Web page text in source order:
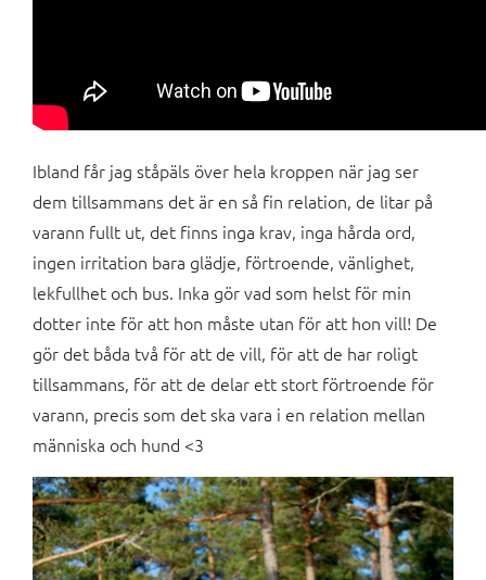
Ibland får jag ståpäls över hela kroppen när jag ser
dem tillsammans det är en så fin relation, de litar på
varann fullt ut, det finns inga krav, inga hårda ord,
ingen irritation bara glädje, förtroende, vänlighet,
lekfullhet och bus. Inka gör vad som helst för min
dotter inte för att hon måste utan för att hon vill! De
gör det båda två för att de vill, för att de har roligt
tillsammans, för att de delar ett stort förtroende för
varann, precis som det ska vara i en relation mellan
människa och hund <3